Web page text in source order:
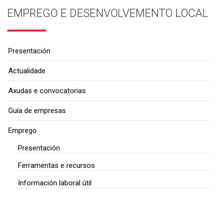
EMPREGO E DESENVOLVEMENTO LOCAL
Presentación
Actualidade
Axudas e convocatorias
Guía de empresas
Emprego
Presentación
Ferramentas e recursos
Información laboral útil